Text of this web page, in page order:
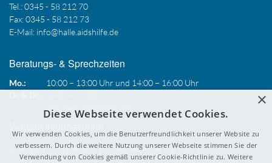
Tel.: 0345 - 58 212 70
Fax: 0345 - 58 212 73
E-Mail: info@halle.aidshilfe.de
Beratungs- & Sprechzeiten
Mo.:
10:00 – 13:00 Uhr und 14:00 – 16:00 Uhr
Sitemap Impressum
Datenschutzerklärung
×
Diese Webseite verwendet Cookies.
Wir verwenden Cookies, um die Benutzerfreundlichkeit unserer Website zu
verbessern. Durch die weitere Nutzung unserer Webseite stimmen Sie der
Verwendung von Cookies gemäß unserer Cookie-Richtlinie zu. Weitere